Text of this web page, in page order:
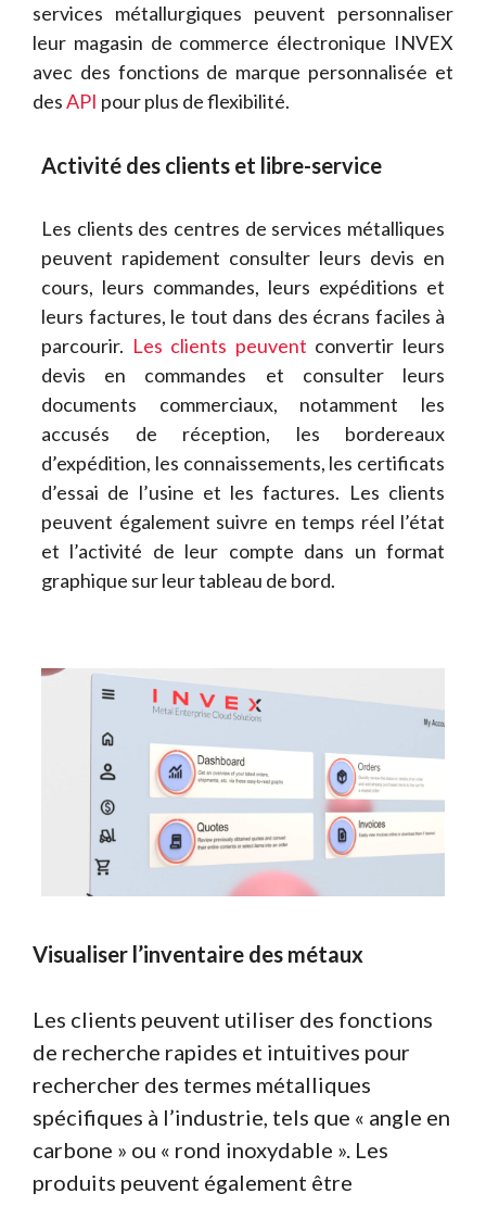
services métallurgiques peuvent personnaliser
leur magasin de commerce électronique INVEX
avec des fonctions de marque personnalisée et
desAPI pour plus de flexibilité.
Activité des clients et libre-service
Les clients des centres de services métalliques
peuvent rapidement consulter leurs devis en
cours, leurs commandes, leurs expéditions et
leurs factures, le tout dans des écrans faciles à
parcourir. Les clients peuvent convertir leurs
devis en commandes et consulter leurs
documents commerciaux, notamment les
accusés de réception, les bordereaux
d’expédition, les connaissements, les certificats
d’essai de l’usine et les factures. Les clients
peuvent également suivre en temps réel l’état
et l’activité de leur compte dans un format
graphique sur leur tableau de bord.
Visualiser l’inventaire des métaux
Les clients peuvent utiliser des fonctions
de recherche rapides et intuitives pour
rechercher des termes métalliques
spécifiques à l’industrie, tels que « angle en
carbone » ou « rond inoxydable ». Les
produits peuvent également être